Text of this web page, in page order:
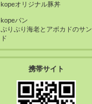
kopeオリジナル豚丼
kopeパン
ぷりぷり海老とアボカドのサン
ド
携帯サイト